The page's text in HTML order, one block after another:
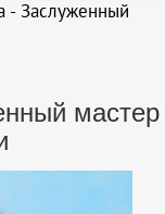
- Заслуженный
мастер